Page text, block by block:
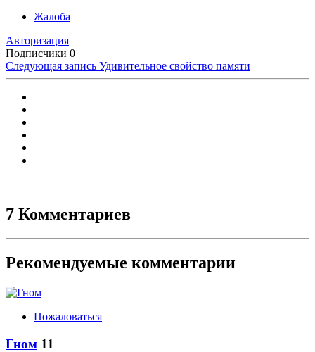
Жалоба
Авторизация
Подписчики 0
Следующая запись Удивительное свойство памяти
7 Комментариев
Рекомендуемые комментарии
Пожаловаться
Гном 11